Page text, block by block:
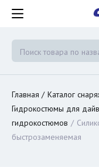
Главная Каталог
Гидрокостюмы для
гидрокостюмов
быстрозаменяемая